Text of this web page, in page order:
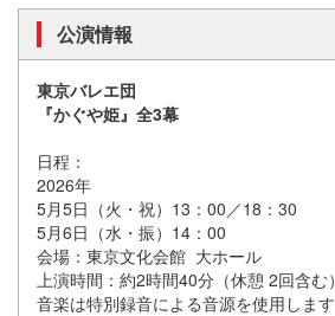
公演情報
東京バレエ団
『かぐや姫』全3幕
日程：
2026年
5月5日（火・祝）13：00／18：30
5月6日（水・振）14：00
会場：東京文化会館 大ホール
上演時間：約2時間40分（休憩 2回含む）
音楽は特別録音による音源を使用します